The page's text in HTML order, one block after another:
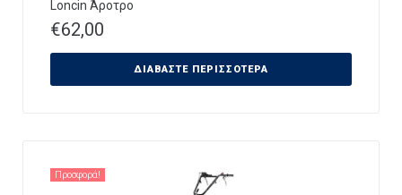
Loncin Άροτρο
€62,00
ΔΙΑΒΆΣΤΕ ΠΕΡΙΣΣΌΤΕΡΑ
Προσφορά!